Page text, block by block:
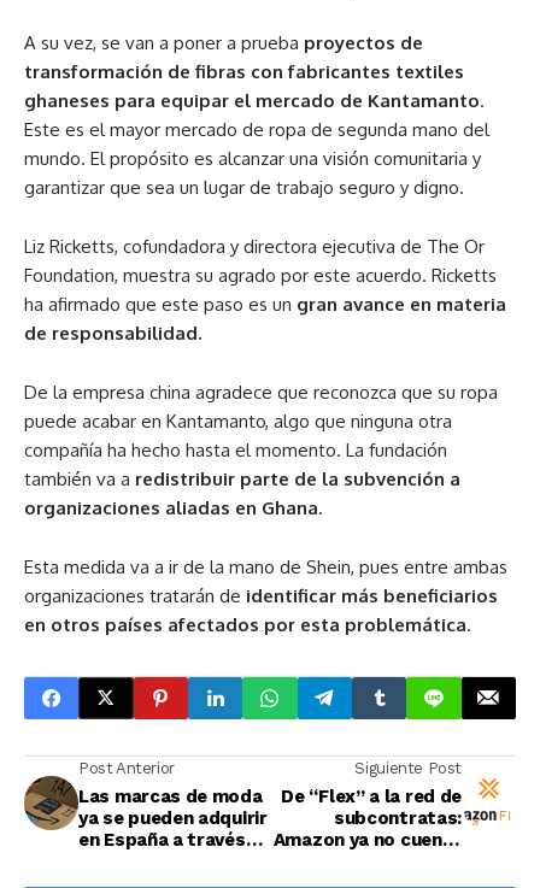
A su vez, se van a poner a prueba proyectos de
transformación de fibras con fabricantes textiles
ghaneses para equipar el mercado de Kantamanto.
Este es el mayor mercado de ropa de segunda mano del
mundo. El propósito es alcanzar una visión comunitaria y
garantizar que sea un lugar de trabajo seguro y digno.
Liz Ricketts, cofundadora y directora ejecutiva de The Or
Foundation, muestra su agrado por este acuerdo. Ricketts
ha afirmado que este paso es un gran avance en materia
de responsabilidad.
De la empresa china agradece que reconozca que su ropa
puede acabar en Kantamanto, algo que ninguna otra
compañía ha hecho hasta el momento. La fundación
también va a redistribuir parte de la subvención a
organizaciones aliadas en Ghana.
Esta medida va a ir de la mano de Shein, pues entre ambas
organizaciones tratarán de identificar más beneficiarios
en otros países afectados por esta problemática.
Post Anterior
Las marcas de moda
ya se pueden adquirir
en España a través
Luxury Stores
Siguiente Post
De “Flex” a la red de
subcontratas:
Amazon ya no cuenta